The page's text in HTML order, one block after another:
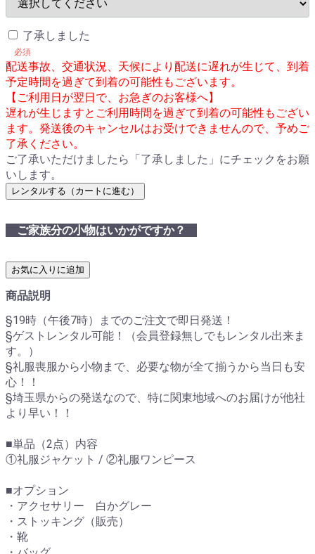
了承しました
必須
配送事故、交通状況、天候により配送に遅れが生じて、到着
予定時間を過ぎて到着の可能性もございます。
【ご利用日が翌日で、お急ぎのお客様へ】
遅れが生じますとご利用時間を過ぎて到着の可能性もござい
ます。発送後のキャンセルはお受けできませんので、予めご
了承ください。
ご了承いただけましたら「了承しました」にチェックをお願
いします。
レンタルする（カートに進む）
ご家族分の小物はいかがですか？
お気に入りに追加
商品説明
§19時（午後7時）までのご注文で即日発送！
§ゲストレンタル可能！（会員登録無しでもレンタル出来ま
す。）
§礼服喪服から小物まで、必要な物が全て揃うから当日も安
心！！
§埼玉県からの発送なので、特に関東地域へのお届けが他社
より早い！！
■単品（2点）内容
①礼服ジャケット / ②礼服ワンピース
■オプション
・アクセサリー 白かグレー
・ストッキング（販売）
・靴